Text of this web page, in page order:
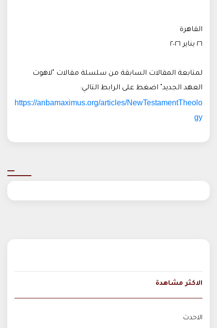
القاهرة
٢٦ يناير ٢٠٢٦
لمتابعة المقالات السابقة من سلسلة مقالات "لاهوت
العهد الجديد" اضغط على الرابط التالي:
https://anbamaximus.org/articles/NewTestamentTheolo
gy
الاكثر مشاهدة
الاحدث